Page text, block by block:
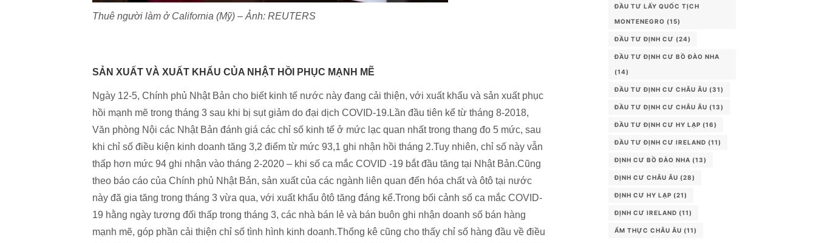
Thuê người làm ở California (Mỹ) – Ảnh: REUTERS
SẢN XUẤT VÀ XUẤT KHẨU CỦA NHẬT HỒI PHỤC MẠNH MẼ
Ngày 12-5, Chính phủ Nhật Bản cho biết kinh tế nước này đang cải thiện, với xuất khẩu và sản xuất phục
hồi mạnh mẽ trong tháng 3 sau khi bị sụt giảm do đại dịch COVID-19.Lần đầu tiên kể từ tháng 8-2018,
Văn phòng Nội các Nhật Bản đánh giá các chỉ số kinh tế ở mức lạc quan nhất trong thang đo 5 mức, sau
khi chỉ số điều kiện kinh doanh tăng 3,2 điểm từ mức 93,1 ghi nhận hồi tháng 2.Tuy nhiên, chỉ số này vẫn
thấp hơn mức 94 ghi nhận vào tháng 2-2020 – khi số ca mắc COVID -19 bắt đầu tăng tại Nhật Bản.Cũng
theo báo cáo của Chính phủ Nhật Bản, sản xuất của các ngành liên quan đến hóa chất và ôtô tại nước
này đã gia tăng trong tháng 3 vừa qua, với xuất khẩu ôtô tăng đáng kể.Trong bối cảnh số ca mắc COVID-
19 hằng ngày tương đối thấp trong tháng 3, các nhà bán lẻ và bán buôn ghi nhận doanh số bán hàng
mạnh mẽ, góp phần cải thiện chỉ số tình hình kinh doanh.Thống kê cũng cho thấy chỉ số hàng đầu về điều
ĐẦU TƯ LẤY QUỐC TỊCH
MONTENEGRO (15)
ĐẦU TƯ ĐỊNH CƯ (24)
ĐẦU TƯ ĐỊNH CƯ BỒ ĐÀO NHA
(14)
ĐẦU TƯ ĐỊNH CƯ CHÂU ÂU (31)
ĐẦU TƯ ĐỊNH CƯ CHÂU ÂU (13)
ĐẦU TƯ ĐỊNH CƯ HY LẠP (16)
ĐẦU TƯ ĐỊNH CƯ IRELAND (11)
ĐỊNH CƯ BỒ ĐÀO NHA (13)
ĐỊNH CƯ CHÂU ÂU (28)
ĐỊNH CƯ HY LẠP (21)
ĐỊNH CƯ IRELAND (11)
ẨM THỰC CHÂU ÂU (11)